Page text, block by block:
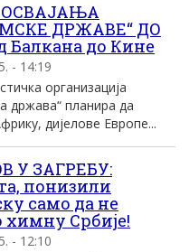
ДРЖАВЕ“ ДО
Балкана до Кине
- 14:19
организација
држава“ планира да
дијелове Европе...
У ЗАГРЕБУ:
понизили
само да не
химну Србије!
- 12:10